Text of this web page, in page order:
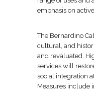
emphasis on
The Bernardino
cultural, and
and revaluated.
services will
social integration
Measures include